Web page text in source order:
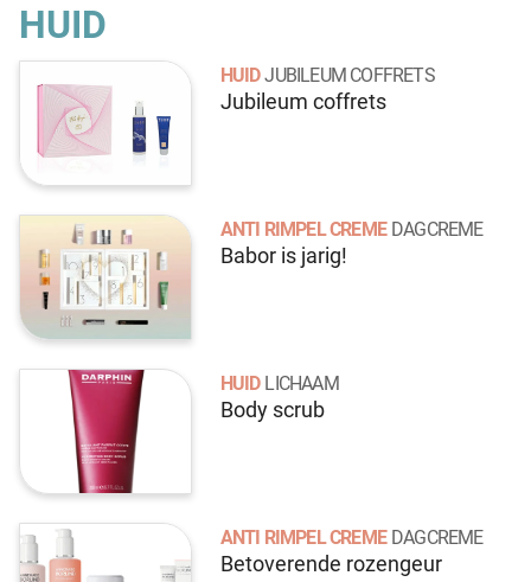
HUID
HUID JUBILEUM COFFRETS
Jubileum coffrets
ANTI RIMPEL CREME DAGCREME
Babor is jarig!
HUID LICHAAM
Body scrub
ANTI RIMPEL CREME DAGCREME
Betoverende rozengeur